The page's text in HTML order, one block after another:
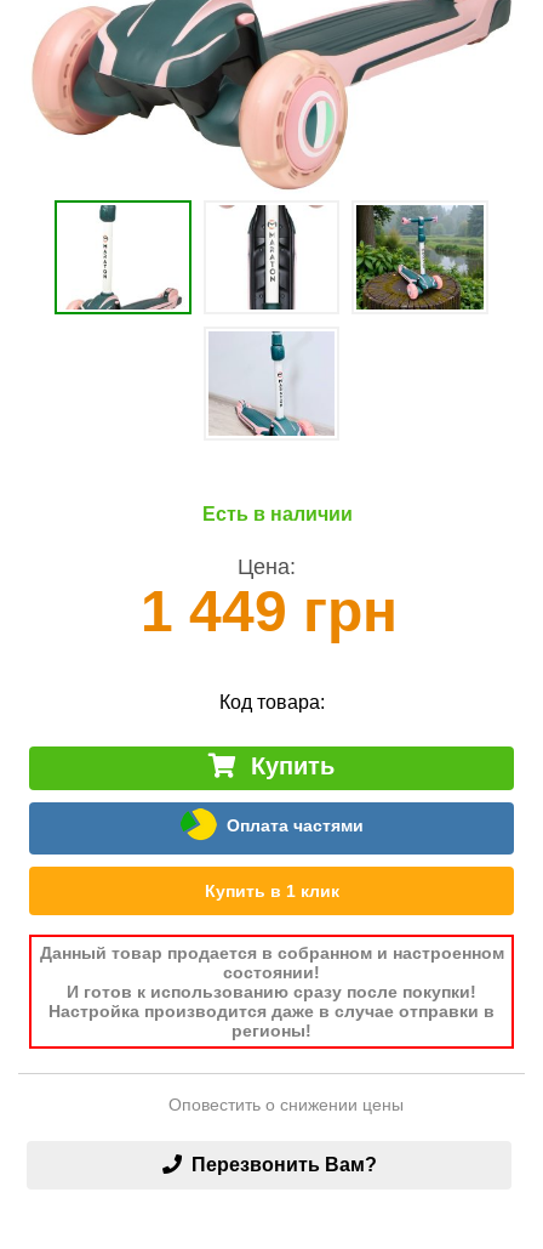
Есть в наличии
Цена:
1 449 грн
Код товара:
Купить
Оплата частями
Купить в 1 клик
Данный товар продается в собранном и настроенном
состоянии!
И готов к использованию сразу после покупки!
Настройка производится даже в случае отправки в
регионы!
Оповестить о снижении цены
Перезвонить Вам?